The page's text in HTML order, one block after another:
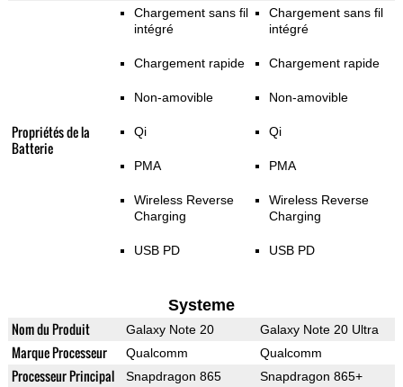
Propriétés de la
Batterie
Chargement sans fil
intégré
Chargement rapide
Non-amovible
Qi
PMA
Wireless Reverse
Charging
USB PD
Chargement sans fil
intégré
Chargement rapide
Non-amovible
Qi
PMA
Wireless Reverse
Charging
USB PD
Systeme
Nom du Produit Galaxy Note 20 Galaxy Note 20 Ultra
Marque Processeur Qualcomm Qualcomm
Processeur Principal Snapdragon 865 Snapdragon 865+